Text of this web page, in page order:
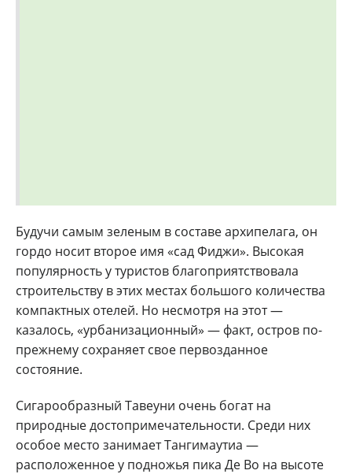
Будучи самым зеленым в составе архипелага, он
гордо носит второе имя «сад Фиджи». Высокая
популярность у туристов благоприятствовала
строительству в этих местах большого количества
компактных отелей. Но несмотря на этот —
казалось, «урбанизационный» — факт, остров по-
прежнему сохраняет свое первозданное
состояние.
Сигарообразный Тавеуни очень богат на
природные достопримечательности. Среди них
особое место занимает Тангимаутиа —
расположенное у подножья пика Де Во на высоте